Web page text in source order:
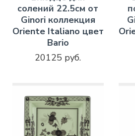
солений 22.5см от
Ginori коллекция
Oriente Italiano цвет
Bario
20125 руб.